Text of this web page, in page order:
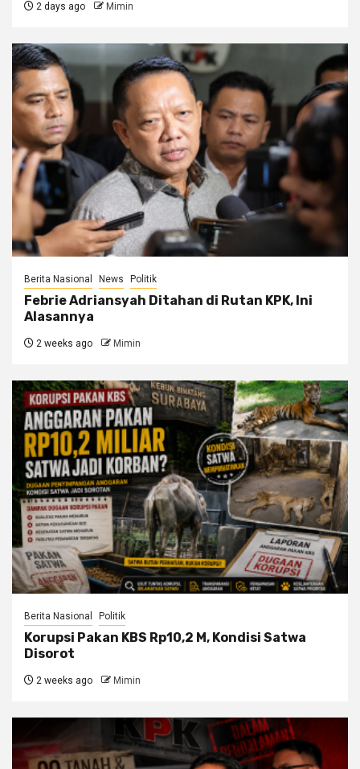
2 days ago Mimin
Berita Nasional News Politik
Febrie Adriansyah Ditahan di Rutan KPK, Ini
Alasannya
2 weeks ago Mimin
Berita Nasional Politik
Korupsi Pakan KBS Rp10,2 M, Kondisi Satwa
Disorot
2 weeks ago Mimin